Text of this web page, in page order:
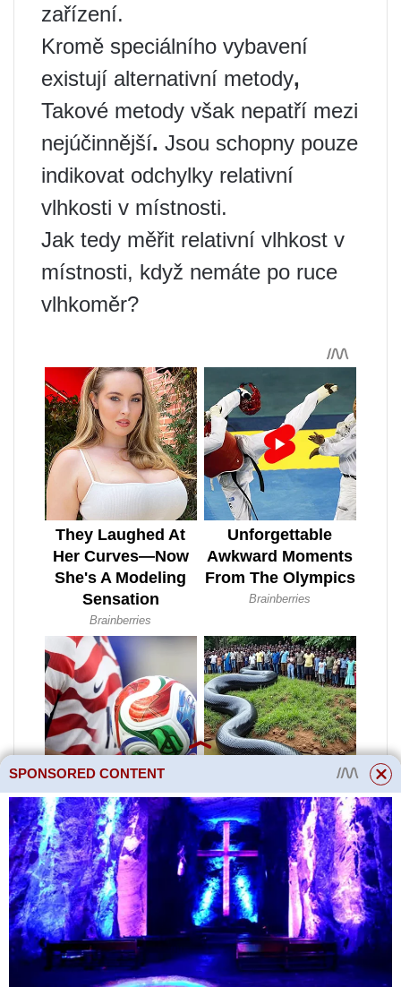
zařízení.
Kromě speciálního vybavení
existují alternativní metody,
Takové metody však nepatří mezi
nejúčinnější. Jsou schopny pouze
indikovat odchylky relativní
vlhkosti v místnosti.
Jak tedy měřit relativní vlhkost v
místnosti, když nemáte po ruce
vlhkoměr?
Metoda #1 – sklenice vody
Abyste mohli použít tuto metodu,
musíte naplnit sklenici obyčejnou
SPONSORED CONTENT